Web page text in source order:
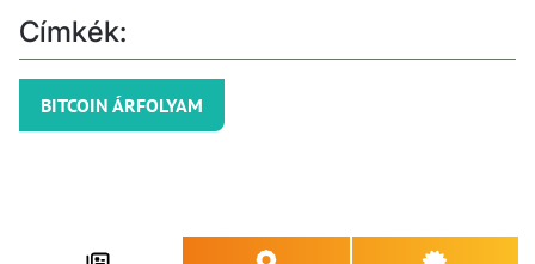
Címkék:
BITCOIN ÁRFOLYAM